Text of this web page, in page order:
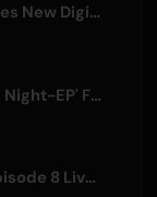
ShowMinorSavage Announces New Digital Single 'Gradation'
BILLY BOO Releases 'Parallel Night-EP' Featuring TV Drama Theme Song
BanG Dream! Yume∞Mita Episode 8 Live Clip Released